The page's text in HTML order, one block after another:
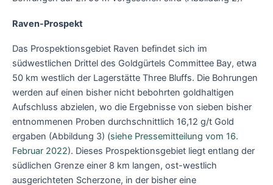
Raven-Prospekt
Das Prospektionsgebiet Raven befindet sich im
südwestlichen Drittel des Goldgürtels Committee Bay, etwa
50 km westlich der Lagerstätte Three Bluffs. Die Bohrungen
werden auf einen bisher nicht bebohrten goldhaltigen
Aufschluss abzielen, wo die Ergebnisse von sieben bisher
entnommenen Proben durchschnittlich 16,12 g/t Gold
ergaben (Abbildung 3) (siehe Pressemitteilung vom 16.
Februar 2022). Dieses Prospektionsgebiet liegt entlang der
südlichen Grenze einer 8 km langen, ost-westlich
ausgerichteten Scherzone, in der bisher eine